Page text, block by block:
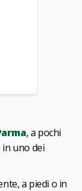
, a pochi
in uno dei
a piedi o in